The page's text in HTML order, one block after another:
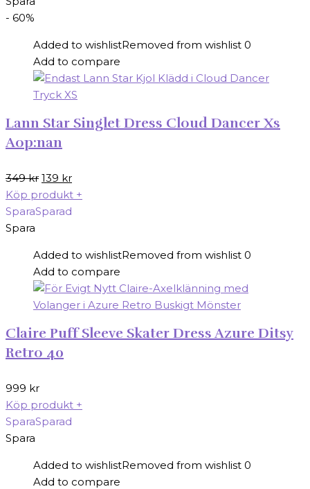
- 60%
Added to wishlistRemoved from wishlist 0
Add to compare
Lann Star Singlet Dress Cloud Dancer Xs
Aop:nan
349kr Det
ursprungliga
priset
139 krDet
nuvarande
Köp produkt +
SparaSparad
Spara
Added to wishlistRemoved from wishlist 0
Add to compare
Claire Puff Sleeve Skater Dress Azure Ditsy
Retro 40
999 kr
Köp produkt +
SparaSparad
Spara
Added to wishlistRemoved from wishlist 0
Add to compare